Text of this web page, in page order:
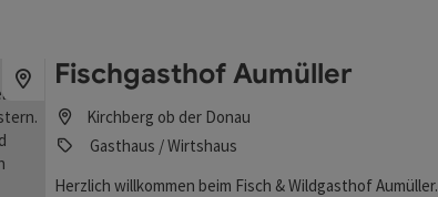
Fischgasthof Aumüller
Kirchberg ob der Donau
Gasthaus / Wirtshaus
Herzlich willkommen beim Fisch & Wildgasthof Aumüller.